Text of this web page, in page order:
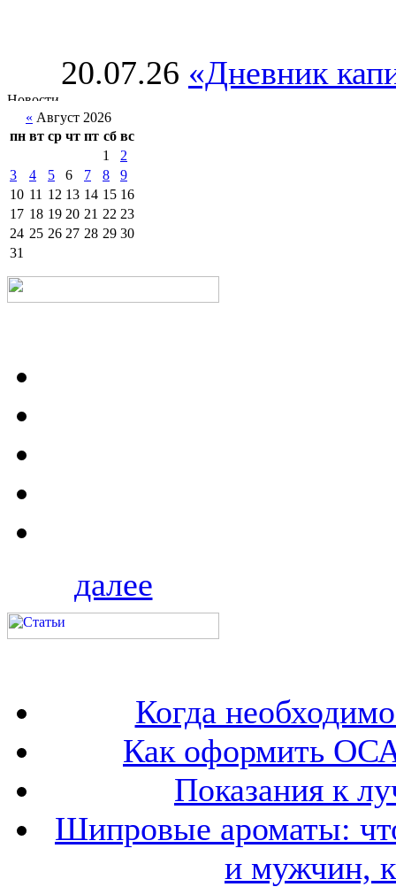
20.07.26 «Дневник
« Август 2026
пн вт ср чт пт сб вс
1
2
3
4 5 6 7 8
9
10 11 12 13 14 15 16
17 18 19 20 21 22 23
24 25 26 27 28 29 30
31
далее
Когда
Как оформить
Показания к
Шипровые ароматы:
и мужчин,